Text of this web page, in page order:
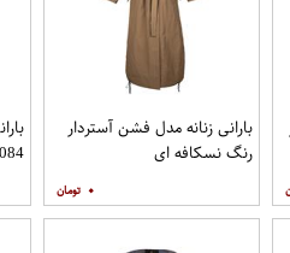
بارانی زنانه مدل فشن آستردار
رنگ نسکافه ای
۰